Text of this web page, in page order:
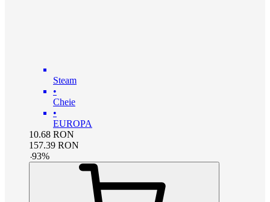
Steam
•
Cheie
•
EUROPA
10.68 RON
157.39 RON
-93%